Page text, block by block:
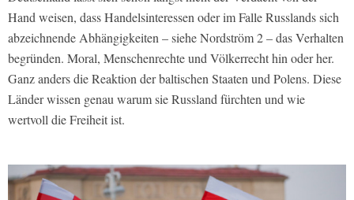
Hand weisen, dass Handelsinteressen oder im Falle Russlands sich
abzeichnende Abhängigkeiten – siehe Nordström 2 – das Verhalten
begründen. Moral, Menschenrechte und Völkerrecht hin oder her.
Ganz anders die Reaktion der baltischen Staaten und Polens. Diese
Länder wissen genau warum sie Russland fürchten und wie
wertvoll die Freiheit ist.